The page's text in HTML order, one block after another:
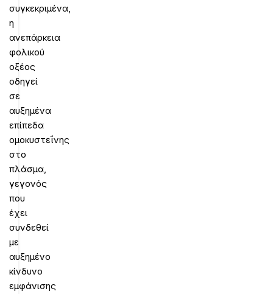
συγκεκριμένα,
η
ανεπάρκεια
φολικού
οξέος
οδηγεί
σε
αυξημένα
επίπεδα
ομοκυστεΐνης
στο
πλάσμα,
γεγονός
που
έχει
συνδεθεί
με
αυξημένο
κίνδυνο
εμφάνισης